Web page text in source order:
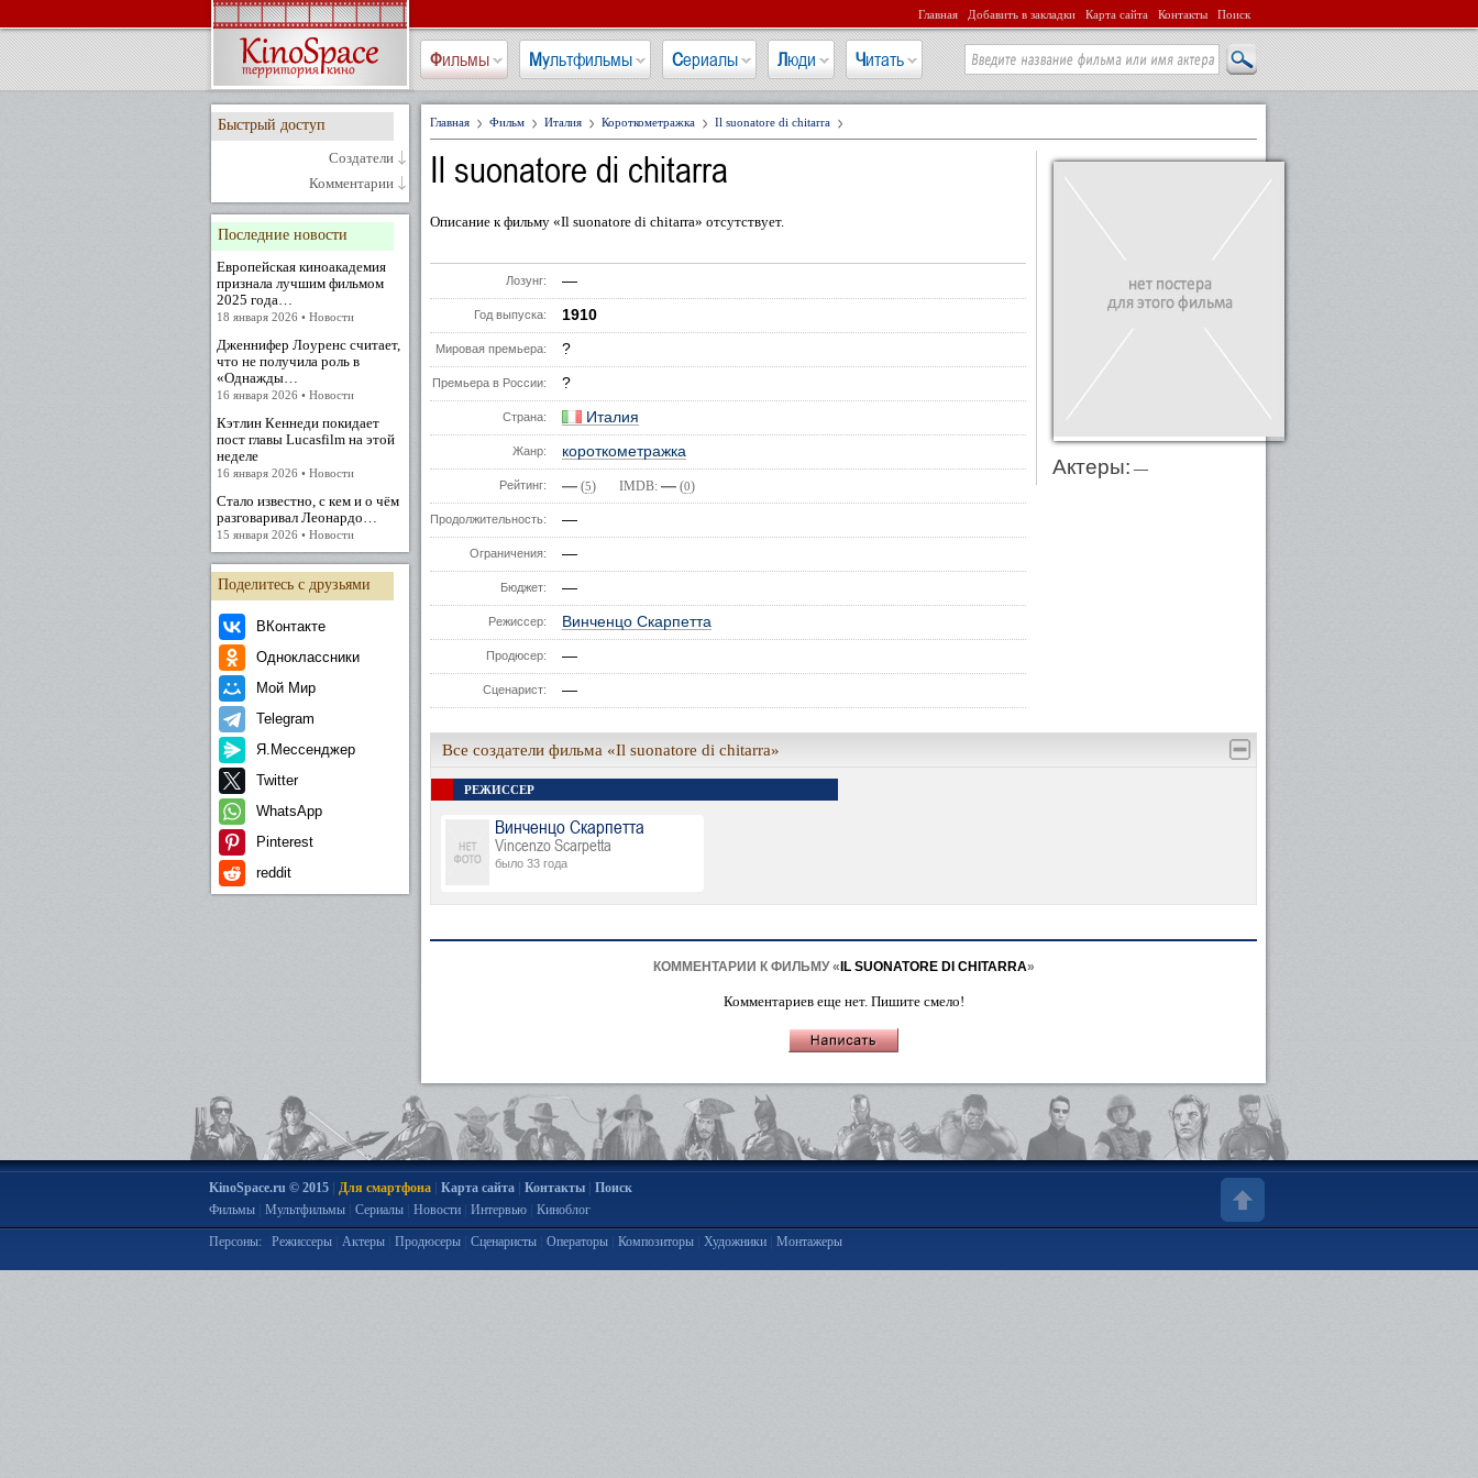
Главная Добавить в закладки Карта сайта Контакты Поиск
Фильмы Мультфильмы Сериалы Люди Читать
Быстрый доступ
Создатели
Комментарии
Последние новости
Европейская киноакадемия
признала лучшим фильмом
2025 года…
18 января 2026 • Новости
Дженнифер Лоуренс считает,
что не получила роль в
«Однажды…
16 января 2026 • Новости
Кэтлин Кеннеди покидает
пост главы Lucasfilm на этой
неделе
16 января 2026 • Новости
Стало известно, с кем и о чём
разговаривал Леонардо…
15 января 2026 • Новости
Поделитесь с друзьями
ВКонтакте
Одноклассники
Мой Мир
Telegram
Я.Мессенджер
Twitter
WhatsApp
Pinterest
reddit
Главная Фильм Италия Короткометражка Il suonatore di chitarra
Il suonatore di chitarra
Описание к фильму «Il suonatore di chitarra» отсутствует.
Лозунг: —
Год выпуска: 1910
Мировая премьера: ?
Премьера в России: ?
Страна: Италия
Жанр: короткометражка
Рейтинг: — (5) IMDB: — (0)
Продолжительность: —
Ограничения: —
Бюджет: —
Режиссер: Винченцо Скарпетта
Продюсер: —
Сценарист: —
Актеры: —
Все создатели фильма «Il suonatore di chitarra»
РЕЖИССЕР
Винченцо Скарпетта
Vincenzo Scarpetta
было 33 года
КОММЕНТАРИИ К ФИЛЬМУ « IL SUONATORE DI CHITARRA»
Комментариев еще нет. Пишите смело!
KinoSpace.ru © 2015| Для смартфона| Карта сайта| Контакты| Поиск
Фильмы| Мультфильмы| Сериалы| Новости| Интервью| Киноблог
Персоны: Режиссеры| Актеры| Продюсеры| Сценаристы| Операторы| Композиторы| Художники| Монтажеры